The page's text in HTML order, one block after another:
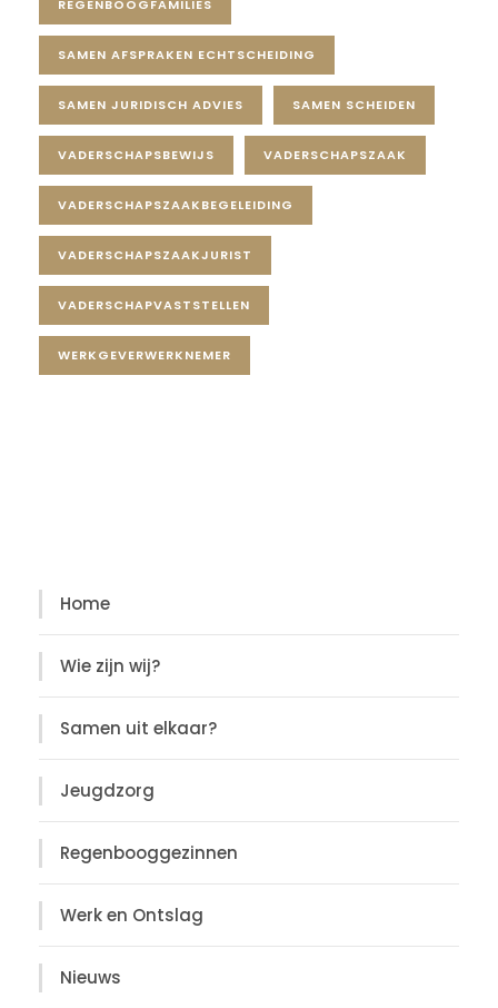
REGENBOOGFAMILIES
SAMEN AFSPRAKEN ECHTSCHEIDING
SAMEN JURIDISCH ADVIES SAMEN SCHEIDEN
VADERSCHAPSBEWIJS VADERSCHAPSZAAK
VADERSCHAPSZAAKBEGELEIDING
VADERSCHAPSZAAKJURIST
VADERSCHAPVASTSTELLEN
WERKGEVERWERKNEMER
Home
Wie zijn wij?
Samen uit elkaar?
Jeugdzorg
Regenbooggezinnen
Werk en Ontslag
Nieuws